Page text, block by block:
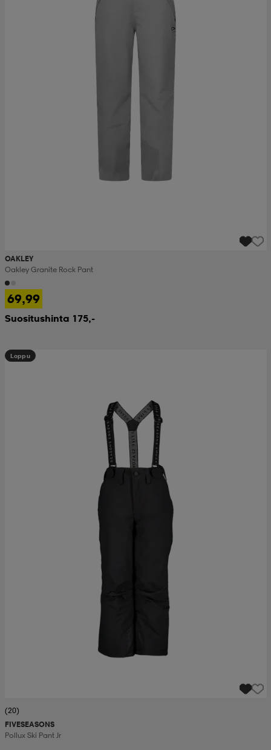
OAKLEY
Oakley Granite Rock Pant
69,99
Suositushinta 175,-
Loppu
(20)
FIVESEASONS
Pollux Ski Pant Jr